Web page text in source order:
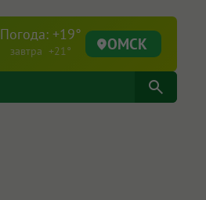
Погода: +19°
завтра +21° ОМСК